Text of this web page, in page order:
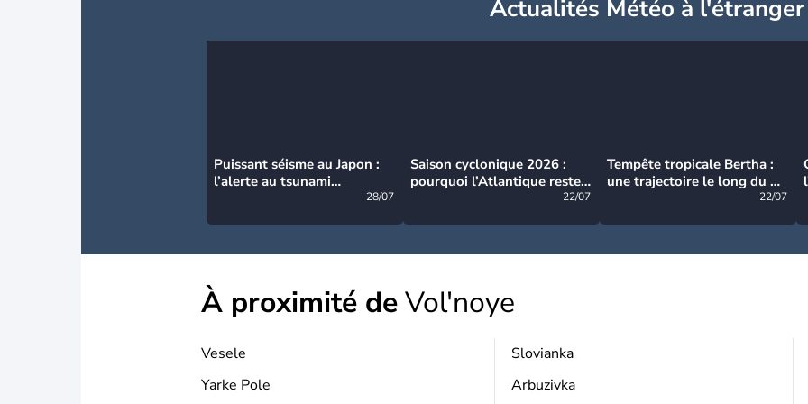
Actualités Météo à l'étranger
Puissant séisme au Japon :
l’alerte au tsunami
28/07
Saison cyclonique 2026 :
pourquoi l’Atlantique reste
22/07
Tempête tropicale Bertha :
une trajectoire le long du du
22/07
À proximité deVol'noye
Vesele
Yarke Pole
Slovianka
Arbuzivka